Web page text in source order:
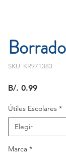
SKU: KR971383
B/. 0.99Precio
Útiles Escolares *
Elegir
Marca *